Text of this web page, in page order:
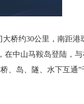
桥约30公里，南距港
在中山马鞍岛登陆，
、岛、隧、水下互通”